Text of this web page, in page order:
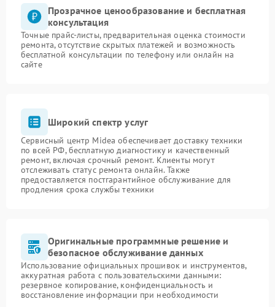
Прозрачное ценообразование и бесплатная
консультация
Точные прайс-листы, предварительная оценка стоимости
ремонта, отсутствие скрытых платежей и возможность
бесплатной консультации по телефону или онлайн на
сайте
Широкий спектр услуг
Сервисный центр Midea обеспечивает доставку техники
по всей РФ, бесплатную диагностику и качественный
ремонт, включая срочный ремонт. Клиенты могут
отслеживать статус ремонта онлайн. Также
предоставляется постгарантийное обслуживание для
продления срока службы техники
Оригинальные программные решение и
безопасное обслуживание данных
Использование официальных прошивок и инструментов,
аккуратная работа с пользовательскими данными:
резервное копирование, конфиденциальность и
восстановление информации при необходимости